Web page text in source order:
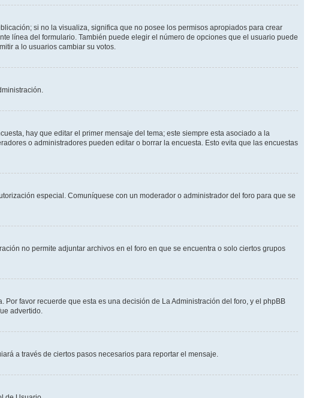
si no la visualiza, significa que no posee los permisos apropiados para crear
línea del formulario. También puede elegir el número de opciones que el usuario puede
a lo usuarios cambiar su votos.
hay que editar el primer mensaje del tema; este siempre esta asociado a la
o administradores pueden editar o borrar la encuesta. Esto evita que las encuestas
especial. Comuníquese con un moderador o administrador del foro para que se
no permite adjuntar archivos en el foro en que se encuentra o solo ciertos grupos
favor recuerde que esta es una decisión de La Administración del foro, y el phpBB
advertido.
a través de ciertos pasos necesarios para reportar el mensaje.